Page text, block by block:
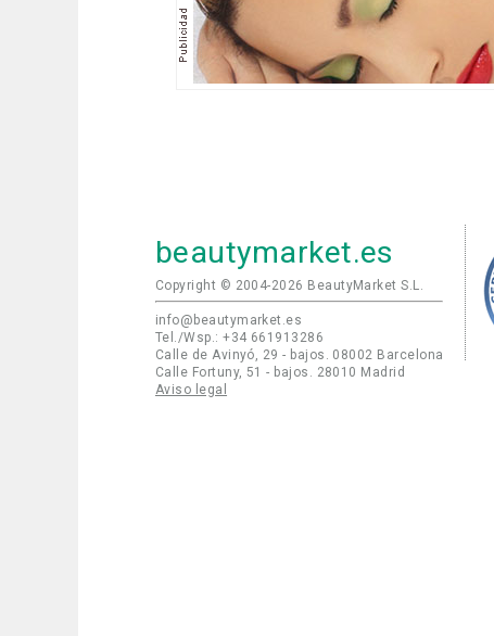
beautymarket.es
Copyright © 2004-2026 BeautyMarket S.L.
info@beautymarket.es
Tel./Wsp.: +34 661913286
Calle de Avinyó, 29 - bajos. 08002 Barcelona
Calle Fortuny, 51 - bajos. 28010 Madrid
Aviso legal